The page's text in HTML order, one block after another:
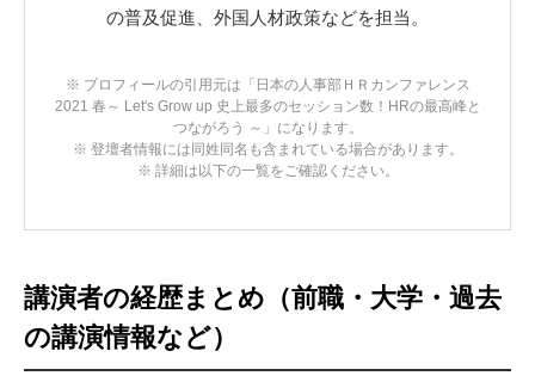
の普及促進、外国人材政策などを担当。
※ プロフィールの引用元は「日本の人事部ＨＲカンファレンス
2021 春～ Let's Grow up 史上最多のセッション数！HRの最高峰と
つながろう ～」になります。
※ 登壇者情報には同姓同名も含まれている場合があります。
※ 詳細は以下の一覧をご確認ください。
講演者の経歴まとめ（前職・大学・過去
の講演情報など）